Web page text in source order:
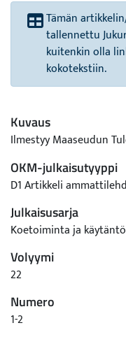
Tämän
tallennettu
kuitenkin olla
kokotekstiin.
Kuvaus
Ilmestyy Maaseudun
OKM-julkaisutyyppi
D1 Artikkeli
Julkaisusarja
Koetoiminta ja käytäntö
Volyymi
22
Numero
1-2